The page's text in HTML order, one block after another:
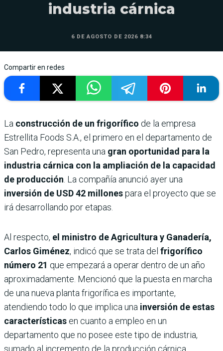
industria cárnica
6 DE AGOSTO DE 2026 8:34
Compartir en redes
La construcción de un frigorífico de la empresa
Estrellita Foods S.A., el primero en el departamento de
San Pedro, representa una gran oportunidad para la
industria cárnica con la ampliación de la capacidad
de producción . La compañía anunció ayer una
inversión de USD 42 millonespara el proyecto que se
irá desarrollando por etapas.
Al respecto, el ministro de Agricultura y Ganadería,
Carlos Giménez, indicó que se trata del frigorífico
número 21 que empezará a operar dentro de un año
aproximadamente. Mencionó que la puesta en marcha
de una nueva planta frigorífica es importante,
atendiendo todo lo que implica una inversión de estas
características en cuanto a empleo en un
departamento que no posee este tipo de industria,
sumado al incremento de la producción cárnica.